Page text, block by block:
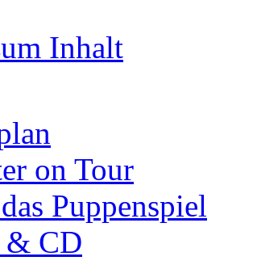
Inhalt
on Tour
Puppenspiel
CD